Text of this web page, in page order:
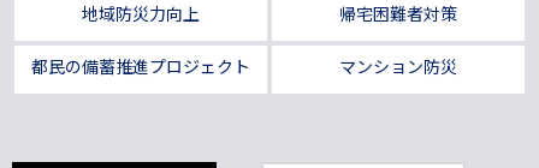
地域防災力向上 帰宅困難者対策
都民の備蓄推進プロジェクト マンション防災